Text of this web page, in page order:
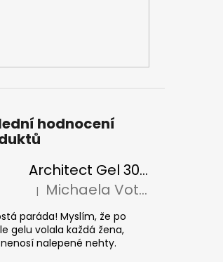
hodnocení
Architect Gel 30ml
Hodnocení produktu je 5 z 5 hvězdiček.
| Michaela Votava
paráda! Myslím, že po
gelu volala každá žena,
nalepené nehty.